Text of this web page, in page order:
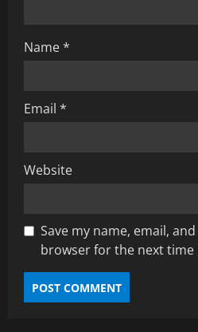
n
Name*
Email *
Website
Save my name, email,
browser for the next time